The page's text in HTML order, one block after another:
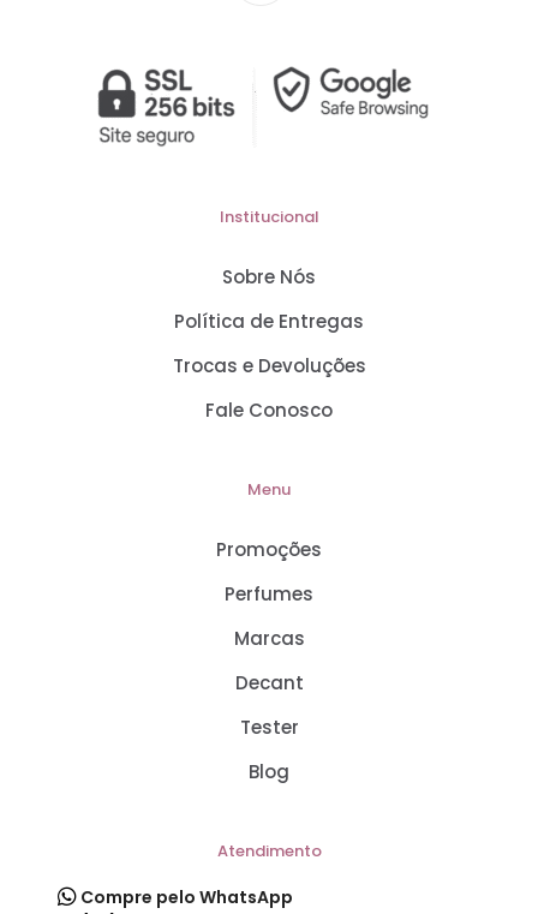
Institucional
Sobre Nós
Política de Entregas
Trocas e Devoluções
Fale Conosco
Menu
Promoções
Perfumes
Marcas
Decant
Tester
Blog
Atendimento
Compre pelo WhatsApp